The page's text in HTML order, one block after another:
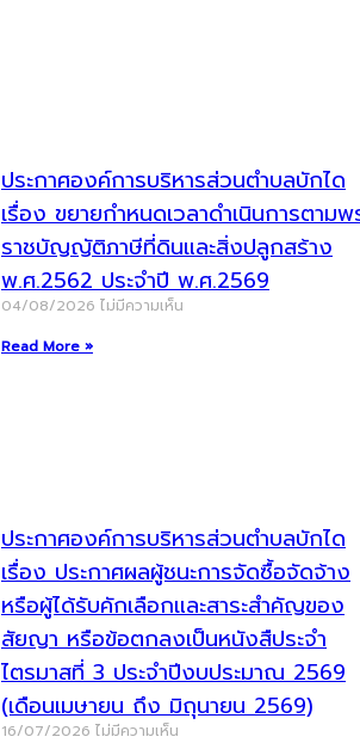
ประกาศองค์การบริหารส่วนตำบลบักได
เรื่อง ขยายกำหนดเวลาดำเนินการตามพ
ราชบัญญัติภาษีที่ดินและสิ่งปลูกสร้าง
พ.ศ.2562 ประจำปี พ.ศ.2569
04/08/2026 ไม่มีความเห็น
Read More »
ประกาศองค์การบริหารส่วนตำบลบักได
เรื่อง ประกาศผลผู้ชนะการจัดซื้อจัดจ้าง
หรือผู้ได้รับคักเลือกและสาระสำคัญของ
สัยญา หรือข้อตกลงเป็นหนังสืประจำ
ไตรมาสที่ 3 ประจำปีงบประมาณ 2569
(เดือนเมษายน ถึง มิถุนายน 2569)
16/07/2026 ไม่มีความเห็น